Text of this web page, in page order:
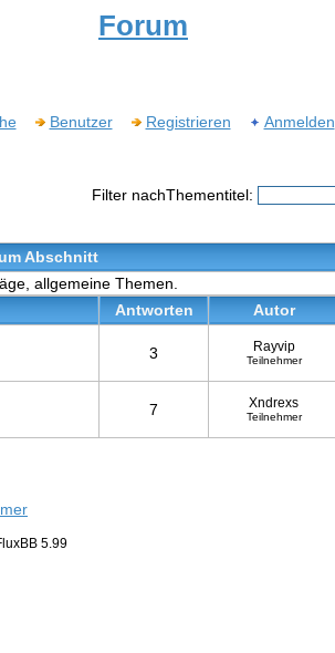
Forum
Benutzer Registrieren Anmelden
Filter nachThementitel:
Abschnitt
allgemeine Themen.
Antworten Autor
3 Rayvip
Teilnehmer
7 Xndrexs
Teilnehmer
5.99